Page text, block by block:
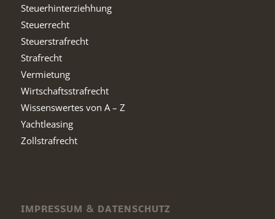
Steuerhinterziehhung
Steuerrecht
Steuerstrafrecht
Strafrecht
Vermietung
Wirtschaftsstrafrecht
Wissenswertes von A – Z
Yachtleasing
Zollstrafrecht
IMPRESSUM & DATENSCHUTZ